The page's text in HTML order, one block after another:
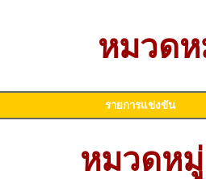
หมวดห
รายการแข่งขัน
หมวดห